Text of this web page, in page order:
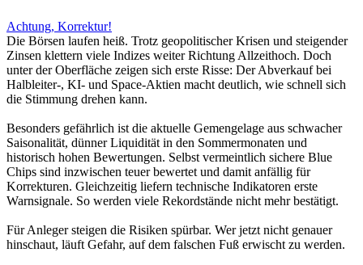
Achtung, Korrektur!
Die Börsen laufen heiß. Trotz geopolitischer Krisen und steigender
Zinsen klettern viele Indizes weiter Richtung Allzeithoch. Doch
unter der Oberfläche zeigen sich erste Risse: Der Abverkauf bei
Halbleiter-, KI- und Space-Aktien macht deutlich, wie schnell sich
die Stimmung drehen kann.
Besonders gefährlich ist die aktuelle Gemengelage aus schwacher
Saisonalität, dünner Liquidität in den Sommermonaten und
historisch hohen Bewertungen. Selbst vermeintlich sichere Blue
Chips sind inzwischen teuer bewertet und damit anfällig für
Korrekturen. Gleichzeitig liefern technische Indikatoren erste
Warnsignale. So werden viele Rekordstände nicht mehr bestätigt.
Für Anleger steigen die Risiken spürbar. Wer jetzt nicht genauer
hinschaut, läuft Gefahr, auf dem falschen Fuß erwischt zu werden.